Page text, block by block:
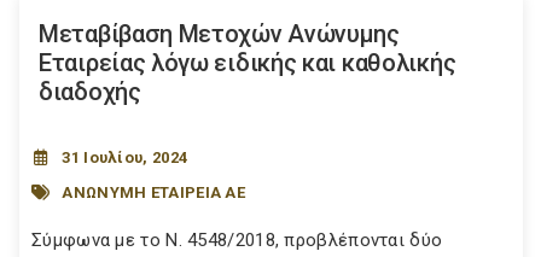
Μεταβίβαση Μετοχών Ανώνυμης
Εταιρείας λόγω ειδικής και καθολικής
διαδοχής
31 Ιουλίου, 2024
ΑΝΩΝΥΜΗ ΕΤΑΙΡΕΙΑ ΑΕ
Σύμφωνα με το Ν. 4548/2018, προβλέπονται δύο